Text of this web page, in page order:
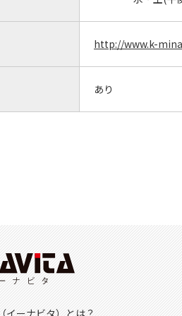
http://www.k-
あり
イーナビタ）とは？